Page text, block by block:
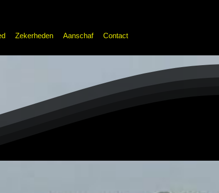
Zekerheden Aanschaf Contact